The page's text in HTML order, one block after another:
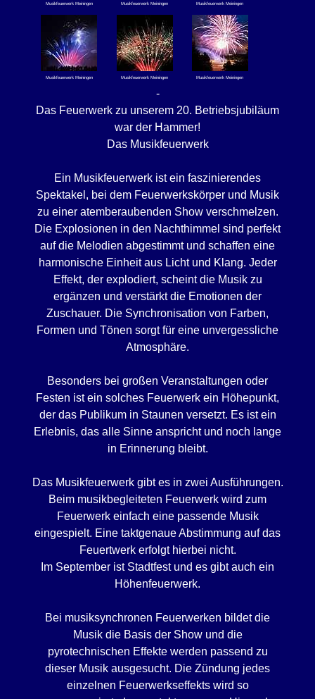
Musikfeuerwerk Meiningen Musikfeuerwerk Meiningen Musikfeuerwerk Meiningen
Musikfeuerwerk Meiningen Musikfeuerwerk Meiningen Musikfeuerwerk Meiningen
-
Das Feuerwerk zu unserem 20. Betriebsjubiläum
war der Hammer!
Das Musikfeuerwerk
Ein Musikfeuerwerk ist ein faszinierendes
Spektakel, bei dem Feuerwerkskörper und Musik
zu einer atemberaubenden Show verschmelzen.
Die Explosionen in den Nachthimmel sind perfekt
auf die Melodien abgestimmt und schaffen eine
harmonische Einheit aus Licht und Klang. Jeder
Effekt, der explodiert, scheint die Musik zu
ergänzen und verstärkt die Emotionen der
Zuschauer. Die Synchronisation von Farben,
Formen und Tönen sorgt für eine unvergessliche
Atmosphäre.
Besonders bei großen Veranstaltungen oder
Festen ist ein solches Feuerwerk ein Höhepunkt,
der das Publikum in Staunen versetzt. Es ist ein
Erlebnis, das alle Sinne anspricht und noch lange
in Erinnerung bleibt.
Das Musikfeuerwerk gibt es in zwei Ausführungen.
Beim musikbegleiteten Feuerwerk wird zum
Feuerwerk einfach eine passende Musik
eingespielt. Eine taktgenaue Abstimmung auf das
Feuertwerk erfolgt hierbei nicht.
Im September ist Stadtfest und es gibt auch ein
Höhenfeuerwerk.
Bei musiksynchronen Feuerwerken bildet die
Musik die Basis der Show und die
pyrotechnischen Effekte werden passend zu
dieser Musik ausgesucht. Die Zündung jedes
einzelnen Feuerwerkseffekts wird so